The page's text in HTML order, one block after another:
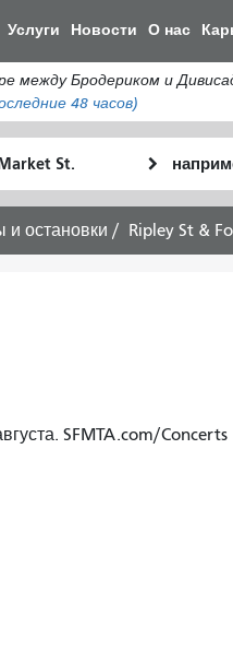
к
Услуги Новости О нас
Бродериком и
48 часов)
остановки Ripley St &
SFMTA.com/Concerts